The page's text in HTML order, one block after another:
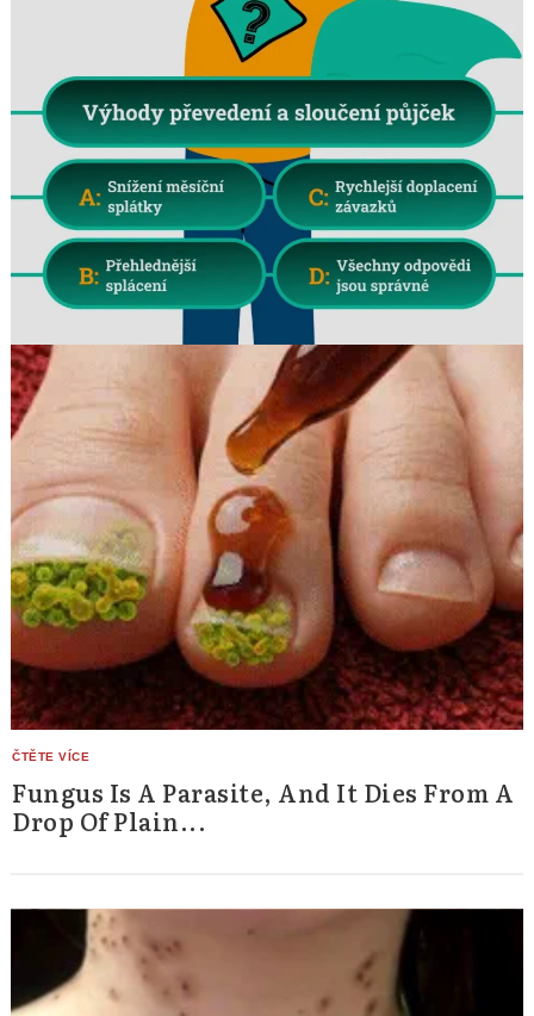
Fungus Is A Parasite, And It Dies From A
Drop Of Plain...